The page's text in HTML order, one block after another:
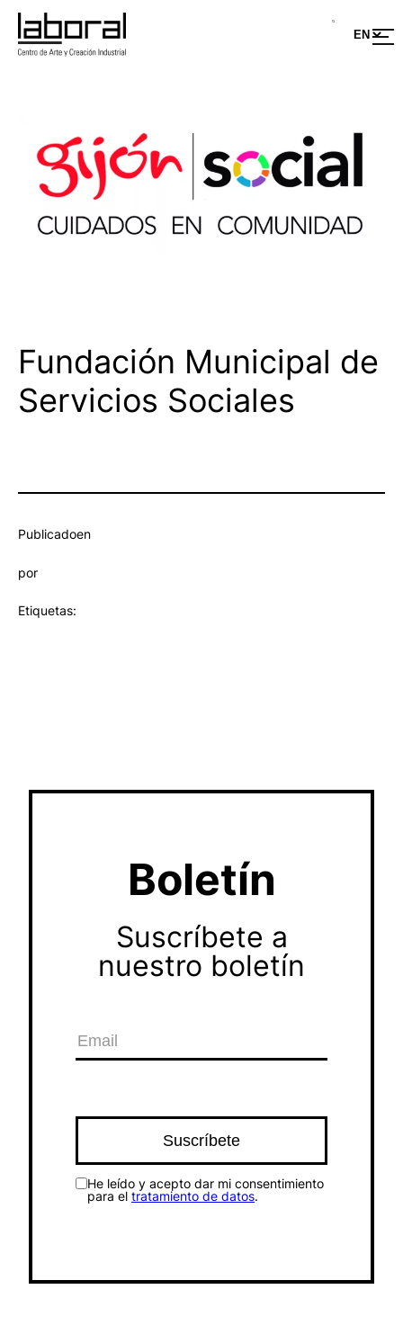
Saltar
contenido
Fundación Municipal de
Servicios Sociales
Publicadoen
por
Etiquetas:
Boletín
Suscríbete a
nuestro boletín
He leído y acepto dar mi consentimiento
para el tratamiento de datos.